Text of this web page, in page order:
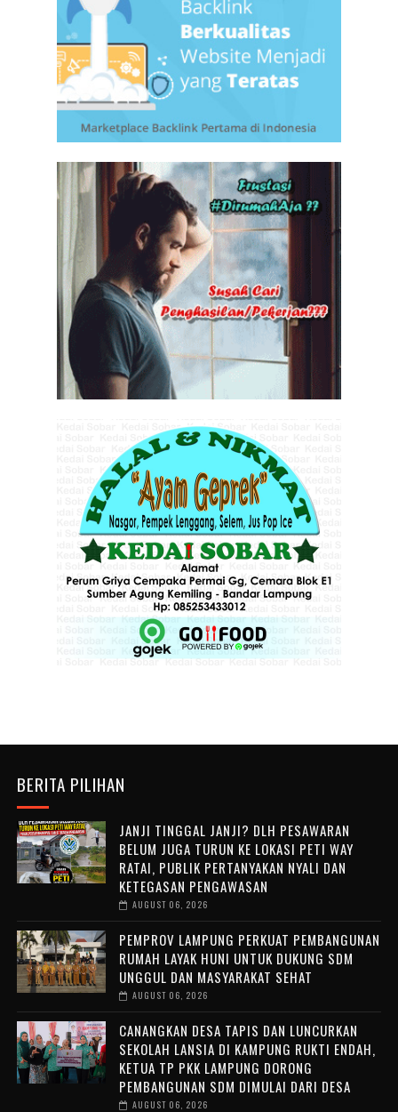
BERITA PILIHAN
JANJI TINGGAL JANJI? DLH PESAWARAN
BELUM JUGA TURUN KE LOKASI PETI WAY
RATAI, PUBLIK PERTANYAKAN NYALI DAN
KETEGASAN PENGAWASAN
AUGUST 06, 2026
PEMPROV LAMPUNG PERKUAT PEMBANGUNAN
RUMAH LAYAK HUNI UNTUK DUKUNG SDM
UNGGUL DAN MASYARAKAT SEHAT
AUGUST 06, 2026
CANANGKAN DESA TAPIS DAN LUNCURKAN
SEKOLAH LANSIA DI KAMPUNG RUKTI ENDAH,
KETUA TP PKK LAMPUNG DORONG
PEMBANGUNAN SDM DIMULAI DARI DESA
AUGUST 06, 2026